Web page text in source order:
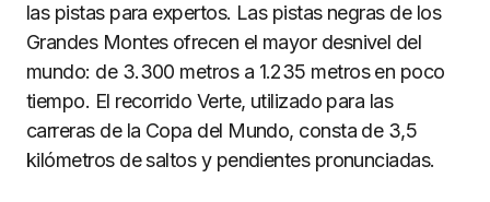
las pistas para expertos. Las pistas negras de los
Grandes Montes ofrecen el mayor desnivel del
mundo: de 3.300 metros a 1.235 metros en poco
tiempo. El recorrido Verte, utilizado para las
carreras de la Copa del Mundo, consta de 3,5
kilómetros de saltos y pendientes pronunciadas.